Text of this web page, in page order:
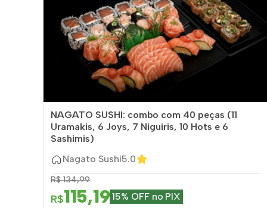
NAGATO SUSHI: combo com 40 peças (11
Uramakis, 6 Joys, 7 Niguiris, 10 Hots e 6
Sashimis)
Nagato Sushi5.0
R$ 134,99
R$115,19 15% OFF no PIX